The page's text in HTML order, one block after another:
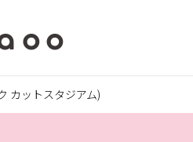
カットスタジアム)